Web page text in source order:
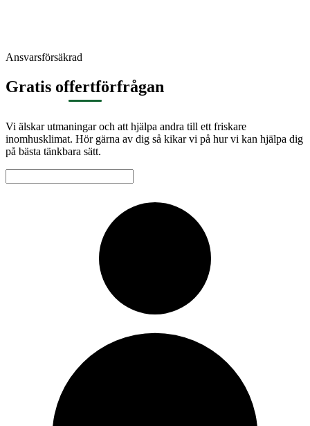
Ansvarsförsäkrad
Gratis offertförfrågan
Vi älskar utmaningar och att hjälpa andra till ett friskare
inomhusklimat. Hör gärna av dig så kikar vi på hur vi kan hjälpa dig
på bästa tänkbara sätt.